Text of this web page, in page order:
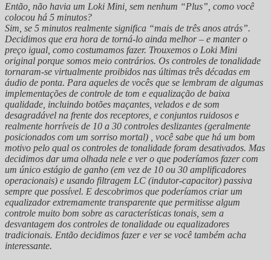
Então, não havia um Loki Mini, sem nenhum “Plus”, como você
colocou há 5 minutos?
Sim, se 5 minutos realmente significa “mais de três anos atrás”.
Decidimos que era hora de torná-lo ainda melhor – e manter o
preço igual, como costumamos fazer. Trouxemos o Loki Mini
original porque somos meio contrários. Os controles de tonalidade
tornaram-se virtualmente proibidos nas últimas três décadas em
áudio de ponta. Para aqueles de vocês que se lembram de algumas
implementações de controle de tom e equalização de baixa
qualidade, incluindo botões maçantes, velados e de som
desagradável na frente dos receptores, e conjuntos ruidosos e
realmente horríveis de 10 a 30 controles deslizantes (geralmente
posicionados com um sorriso mortal) , você sabe que há um bom
motivo pelo qual os controles de tonalidade foram desativados. Mas
decidimos dar uma olhada nele e ver o que poderíamos fazer com
um único estágio de ganho (em vez de 10 ou 30 amplificadores
operacionais) e usando filtragem LC (indutor-capacitor) passiva
sempre que possível. E descobrimos que poderíamos criar um
equalizador extremamente transparente que permitisse algum
controle muito bom sobre as características tonais, sem a
desvantagem dos controles de tonalidade ou equalizadores
tradicionais. Então decidimos fazer e ver se você também acha
interessante.